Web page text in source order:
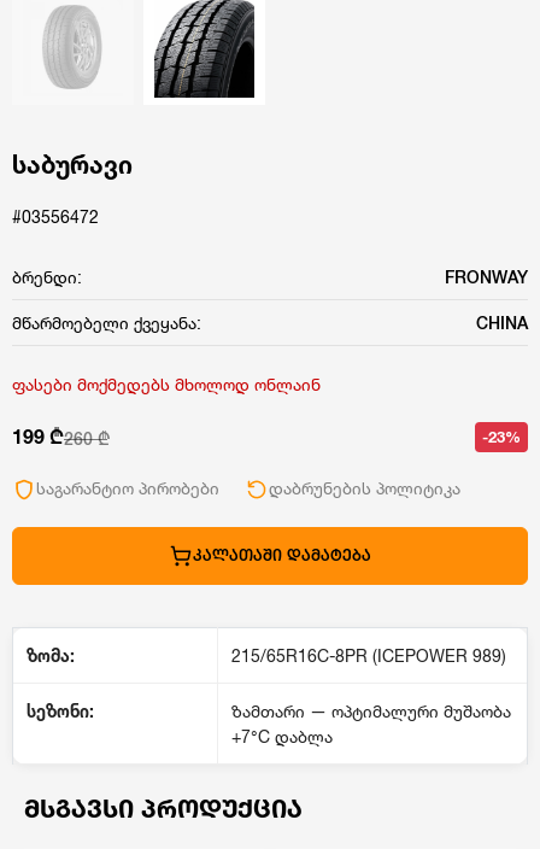
საბურავი
#03556472
ბრენდი: FRONWAY
მწარმოებელი ქვეყანა: CHINA
ფასები მოქმედებს მხოლოდ ონლაინ
199 ₾260 ₾ -23%
საგარანტიო პირობები დაბრუნების პოლიტიკა
ᲙᲐᲚᲐᲗᲐᲨᲘ ᲓᲐᲛᲐᲢᲔᲑᲐ
ზომა: 215/65R16C-8PR (ICEPOWER 989)
სეზონი:
ზამთარი — ოპტიმალური მუშაობა
+7°C დაბლა
ᲛᲡᲒᲐᲕᲡᲘ ᲞᲠᲝᲓᲣᲥᲪᲘᲐ